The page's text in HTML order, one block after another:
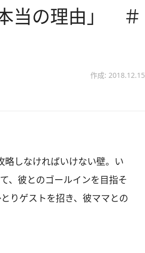
当の理由」 ＃
作成: 2018.12.15
略しなければいけない壁。い
、彼とのゴールインを目指そ
りゲストを招き、彼ママとの